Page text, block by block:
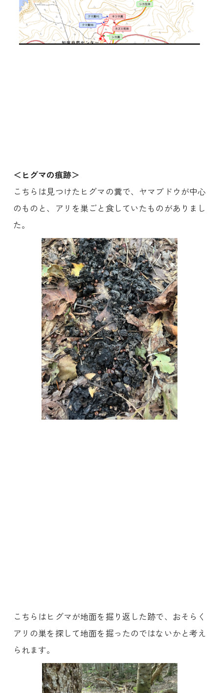
＜ヒグマの痕跡＞
こちらは見つけたヒグマの糞で、ヤマブドウが中心
のものと、アリを巣ごと食していたものがありまし
た。
こちらはヒグマが地面を掘り返した跡で、おそらく
アリの巣を探して地面を掘ったのではないかと考え
られます。